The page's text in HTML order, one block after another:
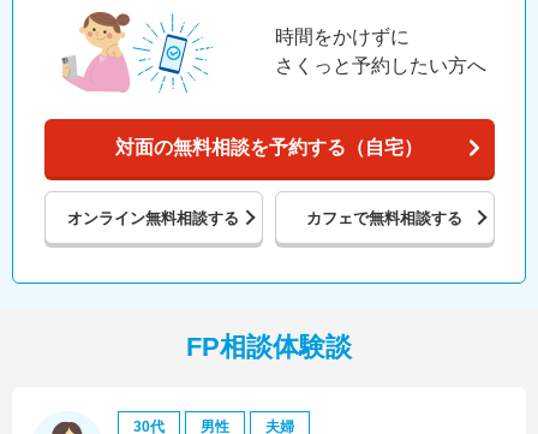
時間をかけずに
さくっと予約したい方へ
対面の無料相談を予約する（自宅）
オンライン無料相談する カフェで無料相談する
FP相談体験談
30代 男性 夫婦